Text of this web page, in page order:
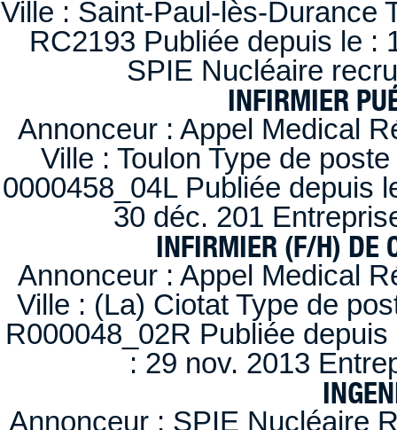
Ville : Saint-Paul-lès-Durance
RC2193 Publiée depuis le :
SPIE Nucléaire
INFIRMIER
Annonceur : Appel Medical
Ville : Toulon Type de
0000458_04L Publiée depuis
30 déc. 201
INFIRMIER (F/H) DE
Annonceur : Appel Medical
Ville : (La) Ciotat Type de
R000048_02R Publiée
: 29 nov. 2013
Annonceur : SPIE Nucléaire